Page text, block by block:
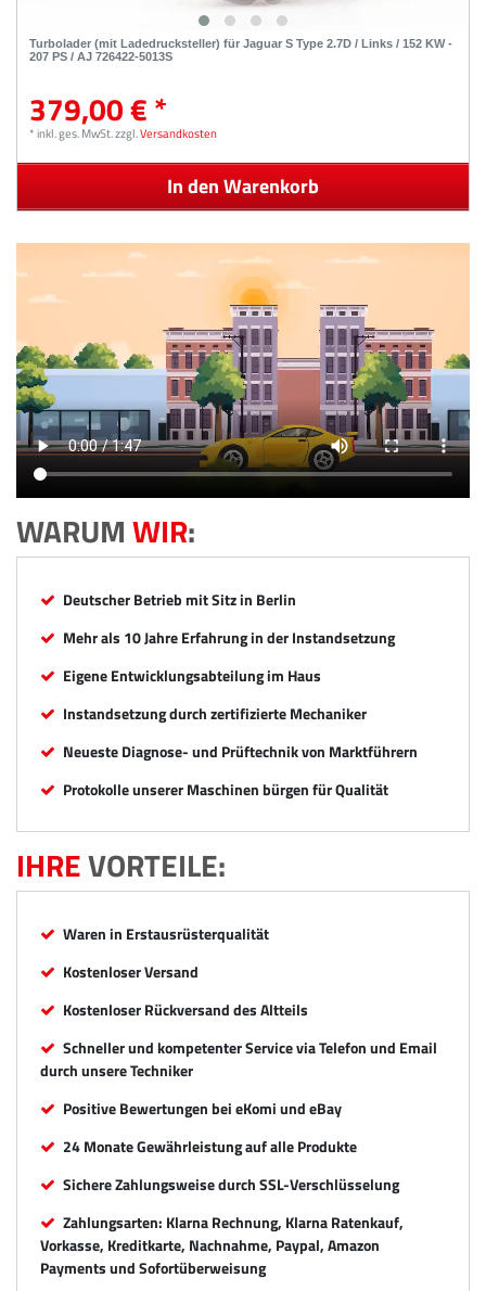
Turbolader (mit Ladedrucksteller) für Jaguar S Type 2.7D / Links / 152 KW -
207 PS / AJ 726422-5013S
379,00 € *
*inkl. ges. MwSt.zzgl.Versandkosten
In den Warenkorb
WARUMWIR:
Deutscher Betrieb mit Sitz in Berlin
Mehr als 10 Jahre Erfahrung in der Instandsetzung
Eigene Entwicklungsabteilung im Haus
Instandsetzung durch zertifizierte Mechaniker
Neueste Diagnose- und Prüftechnik von Marktführern
Protokolle unserer Maschinen bürgen für Qualität
IHREVORTEILE:
Waren in Erstausrüsterqualität
Kostenloser Versand
Kostenloser Rückversand des Altteils
Schneller und kompetenter Service via Telefon und Email
durch unsere Techniker
Positive Bewertungen bei eKomi und eBay
24 Monate Gewährleistung auf alle Produkte
Sichere Zahlungsweise durch SSL-Verschlüsselung
Zahlungsarten: Klarna Rechnung, Klarna Ratenkauf,
Vorkasse, Kreditkarte, Nachnahme, Paypal, Amazon
Payments und Sofortüberweisung